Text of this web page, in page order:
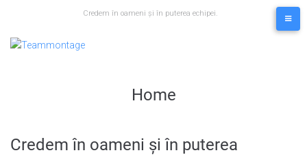
content
Credem în oameni și în puterea echipei.
Home
Credem în oameni și în puterea